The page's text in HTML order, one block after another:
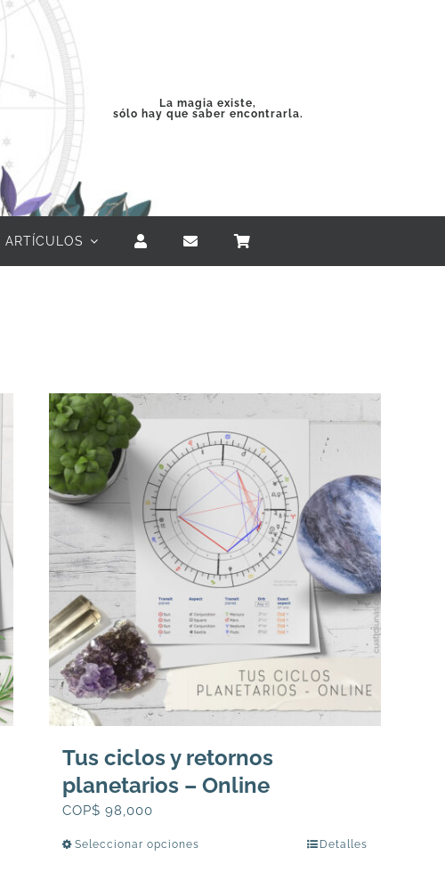
La magia existe,
sólo hay que saber encontrarla.
ARTÍCULOS
Tus ciclos y retornos
planetarios – Online
COP$ 98,000
Seleccionar opcionesEste
Detalles